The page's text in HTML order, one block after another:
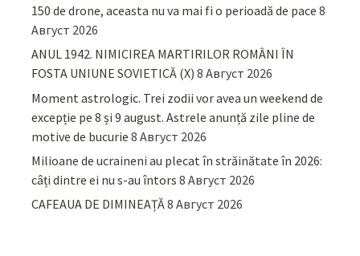
150 de drone, aceasta nu va mai fi o perioadă de pace 8
Август 2026
ANUL 1942. NIMICIREA MARTIRILOR ROMÂNI ÎN
FOSTA UNIUNE SOVIETICĂ (X) 8 Август 2026
Moment astrologic. Trei zodii vor avea un weekend de
excepție pe 8 și 9 august. Astrele anunță zile pline de
motive de bucurie 8 Август 2026
Milioane de ucraineni au plecat în străinătate în 2026:
câți dintre ei nu s-au întors 8 Август 2026
CAFEAUA DE DIMINEAȚĂ8 Август 2026